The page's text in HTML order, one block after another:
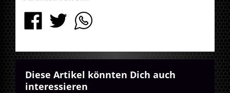
Diese Artikel könnten Dich auch
interessieren